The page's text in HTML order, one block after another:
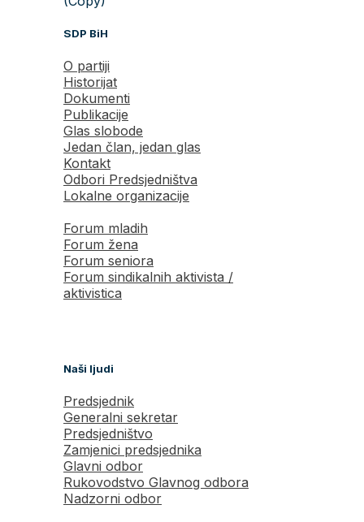
SDP BiH
O partiji
Historijat
Dokumenti
Publikacije
Glas slobode
Jedan član, jedan glas
Kontakt
Odbori Predsjedništva
Lokalne organizacije
Forum mladih
Forum žena
Forum seniora
Forum sindikalnih aktivista /
aktivistica
Naši ljudi
Predsjednik
Generalni sekretar
Predsjedništvo
Zamjenici predsjednika
Glavni odbor
Rukovodstvo Glavnog odbora
Nadzorni odbor